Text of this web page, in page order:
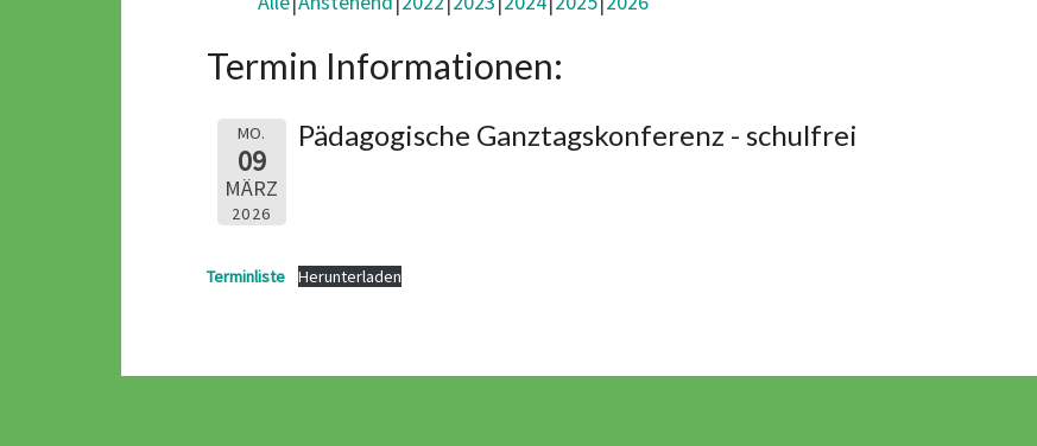
Termin Informationen:
MO.
09
MÄRZ
2026
Pädagogische Ganztagskonferenz - schulfrei
Terminliste Herunterladen